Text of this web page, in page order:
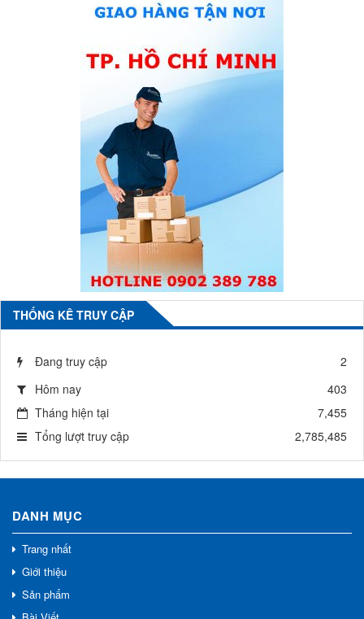
THỐNG KÊ TRUY CẬP
Đang truy cập
2
Hôm nay
403
Tháng hiện tại
7,455
Tổng lượt truy cập
2,785,485
DANH MỤC
Trang nhất
Giới thiệu
Sản phẩm